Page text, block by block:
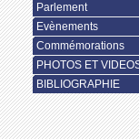
Parlement
Evènements
Commémorations
PHOTOS ET
BIBLIOGRAPHIE